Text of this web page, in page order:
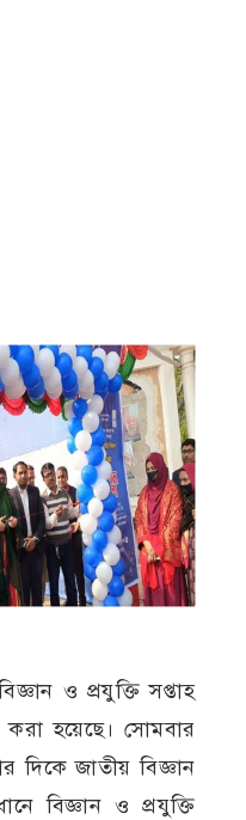
ও প্রযুক্তি সপ্তাহ
করা হয়েছে। সোমবার
দিকে জাতীয় বিজ্ঞান
বিজ্ঞান ও প্রযুক্তি